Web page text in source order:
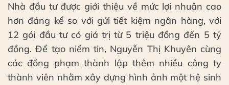
Nhà đầu tư được giới thiệu về mức lợi nhuận cao
hơn đáng kể so với gửi tiết kiệm ngân hàng, với
12 gói đầu tư có giá trị từ 5 triệu đồng đến 5 tỷ
đồng. Để tạo niềm tin, Nguyễn Thị Khuyên cùng
các đồng phạm thành lập thêm nhiều công ty
thành viên nhằm xây dựng hình ảnh một hệ sinh